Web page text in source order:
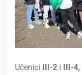
Učenici III-2 i III-4,